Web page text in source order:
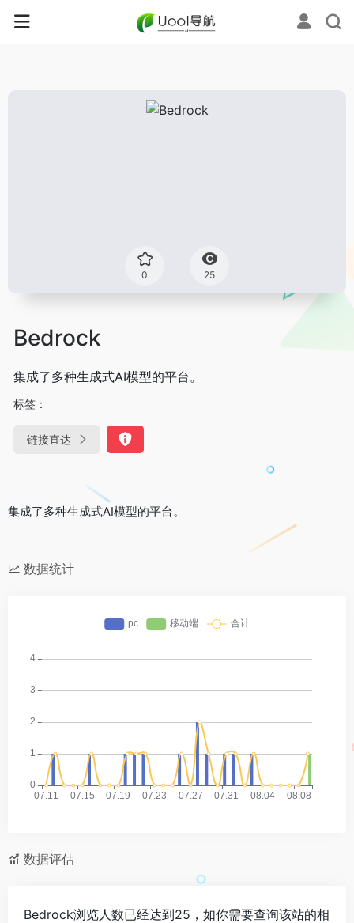
0 25
Bedrock
集成了多种生成式AI模型的平台。
标签：
链接直达
集成了多种生成式AI模型的平台。
数据统计
数据评估
Bedrock浏览人数已经达到25，如你需要查询该站的相